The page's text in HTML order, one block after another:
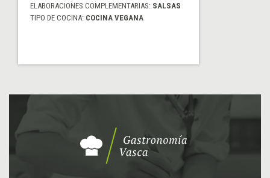
ELABORACIONES COMPLEMENTARIAS: SALSAS
TIPO DE COCINA: COCINA VEGANA